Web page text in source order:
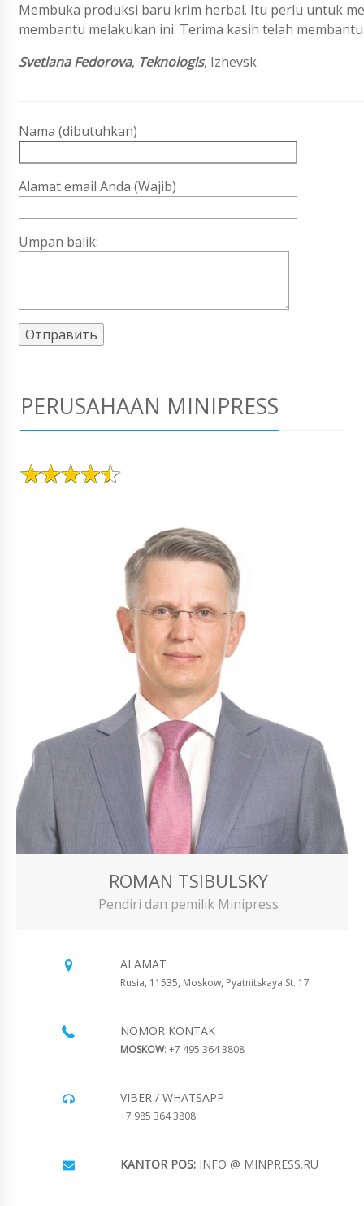
Membuka produksi baru krim herbal. Itu perlu untuk
membantu melakukan ini. Terima kasih telah
Svetlana Fedorova, Teknologis, Izhevsk
Nama (dibutuhkan)
Alamat email Anda (Wajib)
Umpan balik:
PERUSAHAAN MINIPRESS
ROMAN TSIBULSKY
Pendiri dan pemilik Minipress
ALAMAT
Rusia, 11535, Moskow, Pyatnitskaya St. 17
NOMOR KONTAK
MOSKOW: +7 495 364 3808
VIBER / WHATSAPP
+7 985 364 3808
KANTOR POS: INFO @ MINPRESS.RU